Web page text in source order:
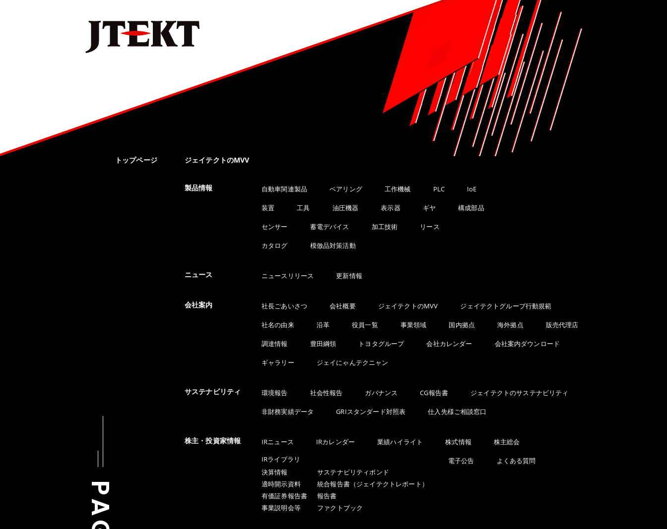
トップページ ジェイテクトのMVV
製品情報 自動車関連製品 ベアリング 工作機械 PLC IoE
装置 工具 油圧機器 表示器 ギヤ 構成部品
センサー 蓄電デバイス 加工技術 リース
カタログ 模倣品対策活動
ニュース ニュースリリース 更新情報
会社案内 社長ごあいさつ 会社概要 ジェイテクトのMVV ジェイテクトグループ行動規範
社名の由来 沿革 役員一覧 事業領域 国内拠点 海外拠点 販売代理店
調達情報 豊田綱領 トヨタグループ 会社カレンダー 会社案内ダウンロード
ギャラリー ジェイにゃんテクニャン
サステナビリティ 環境報告 社会性報告 ガバナンス CG報告書 ジェイテクトのサステナビリティ
非財務実績データ GRIスタンダード対照表 仕入先様ご相談窓口
株主・投資家情報 IRニュース IRカレンダー 業績ハイライト 株式情報
株主総会
IRライブラリ
決算情報
適時開示資料
有価証券報告書
事業説明会等
サステナビリティボンド
統合報告書（ジェイテクトレポート）
報告書
ファクトブック
電子公告 よくある質問